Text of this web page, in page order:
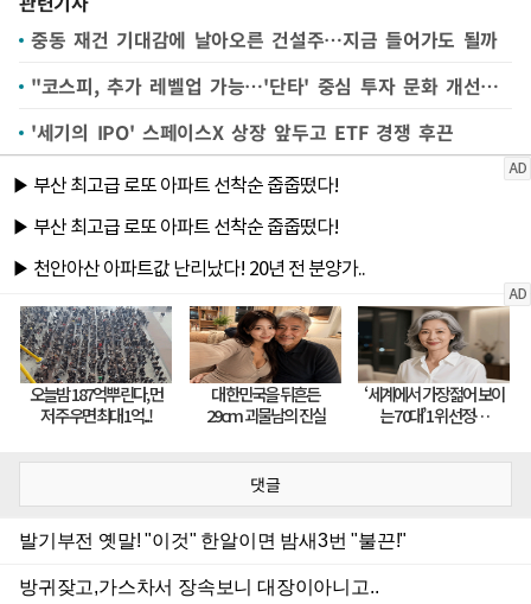
중동 재건 기대감에 날아오른 건설주…지금 들어가도 될까
"코스피, 추가 레벨업 가능…'단타' 중심 투자 문화 개선해야"
'세기의 IPO' 스페이스X 상장 앞두고 ETF 경쟁 후끈
댓글